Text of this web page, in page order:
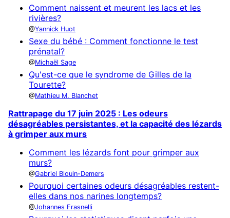
Comment naissent et meurent les lacs et les
rivières?
Yannick Huot
Sexe du bébé : Comment fonctionne le test
prénatal?
Michaël Sage
Qu'est-ce que le syndrome de Gilles de la
Tourette?
Mathieu M. Blanchet
Rattrapage du 17 juin 2025 : Les odeurs
désagréables persistantes, et la capacité des lézards
à grimper aux murs
Comment les lézards font pour grimper aux
murs?
Gabriel Blouin-Demers
Pourquoi certaines odeurs désagréables restent-
elles dans nos narines longtemps?
Johannes Frasnelli